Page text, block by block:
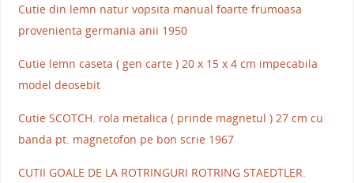
Cutie din lemn natur vopsita manual foarte frumoasa
provenienta germania anii 1950
Cutie lemn caseta ( gen carte ) 20 x 15 x 4 cm impecabila
model deosebit
Cutie SCOTCH. rola metalica ( prinde magnetul ) 27 cm cu
banda pt. magnetofon pe bon scrie 1967
CUTII GOALE DE LA ROTRINGURI ROTRING STAEDTLER.